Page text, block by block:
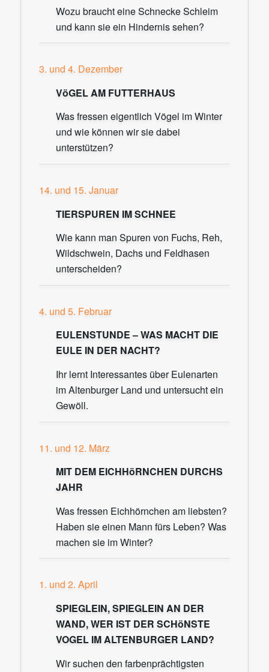
Wozu braucht eine Schnecke Schleim
und kann sie ein Hindernis sehen?
3. und 4. Dezember
VöGEL AM FUTTERHAUS
Was fressen eigentlich Vögel im Winter
und wie können wir sie dabei
unterstützen?
14. und 15. Januar
TIERSPUREN IM SCHNEE
Wie kann man Spuren von Fuchs, Reh,
Wildschwein, Dachs und Feldhasen
unterscheiden?
4. und 5. Februar
EULENSTUNDE – WAS MACHT DIE
EULE IN DER NACHT?
Ihr lernt Interessantes über Eulenarten
im Altenburger Land und untersucht ein
Gewöll.
11. und 12. März
MIT DEM EICHHöRNCHEN DURCHS
JAHR
Was fressen Eichhörnchen am liebsten?
Haben sie einen Mann fürs Leben? Was
machen sie im Winter?
1. und 2. April
SPIEGLEIN, SPIEGLEIN AN DER
WAND, WER IST DER SCHöNSTE
VOGEL IM ALTENBURGER LAND?
Wir suchen den farbenprächtigsten